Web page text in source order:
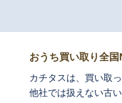
おうち買い取り全国
カチタスは、買い取
他社では扱えない古